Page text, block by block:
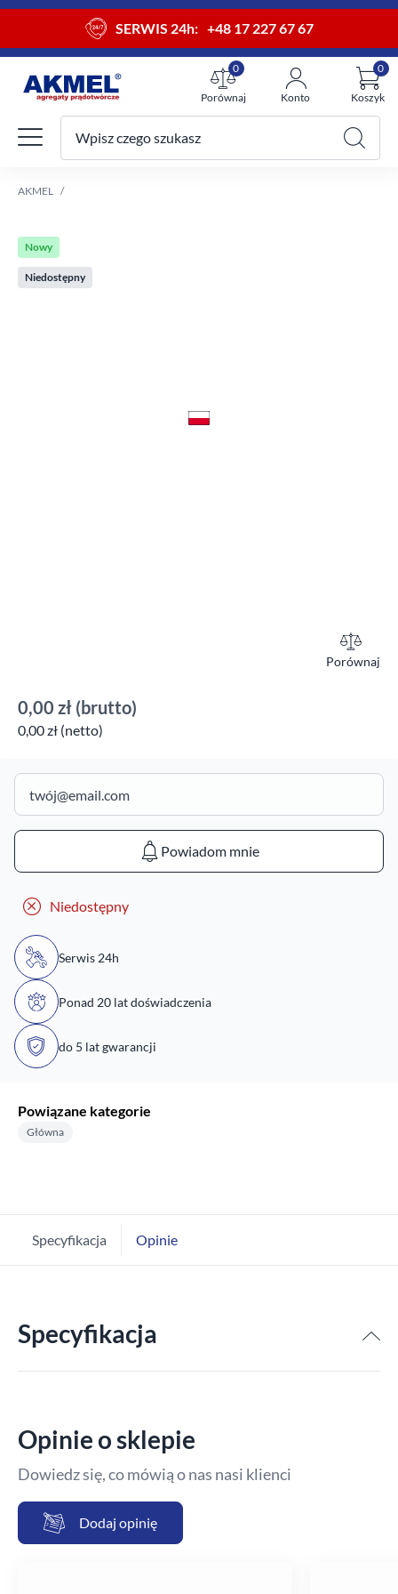
SERWIS 24h: +48 17 227 67 67
Porównaj
0
Konto Koszyk
0
Twój koszyk
Wpisz czego szukasz
AKMEL
Nowy
Niedostępny
Porównaj
0,00 zł (brutto)
0,00 zł (netto)
Powiadom mnie
Niedostępny
Serwis 24h
Ponad 20 lat doświadczenia
do 5 lat gwarancji
Powiązane kategorie
Główna
Specyfikacja Opinie
Specyfikacja
Opinie o sklepie
Dowiedz się, co mówią o nas nasi klienci
Dodaj opinię